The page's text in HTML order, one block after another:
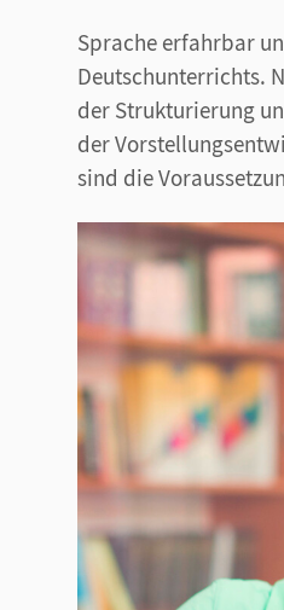
Sprache erfahrbar
Deutschunterrichts.
der Strukturierung
der
sind die